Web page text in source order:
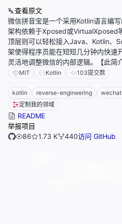
查看原文
微信拼音宝是一个采用Kotlin语言编
架构依赖于Xposed或VirtualXposed
顶层则可以轻松接入Java、Kotlin、
架使得程序员能在短短几分钟内快速
灵活地调整微信的内部逻辑。【此简
MIT Kotlin 103提交数
kotlin reverse-engineering wechat
定制我的领域
README
举报项目
86
1.73 K 440访问 GitHub